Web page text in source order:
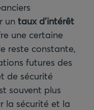
un taux d’intérêt
une certaine
reste constante,
futures des
de sécurité
souvent plus
la sécurité et la